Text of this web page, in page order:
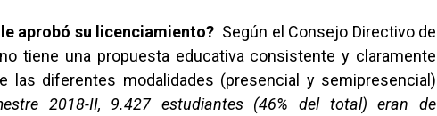
aprobó su licenciamiento? Según el Consejo Directivo de
no tiene una propuesta educativa consistente y claramente
las diferentes modalidades (presencial y semipresencial)
2018-II, 9.427 estudiantes (46% del total) eran de